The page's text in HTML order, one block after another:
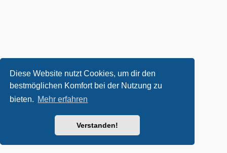
Diese Website nutzt Cookies, um dir den
bestmöglichen Komfort bei der Nutzung zu
bieten. Mehr erfahren
Verstanden!